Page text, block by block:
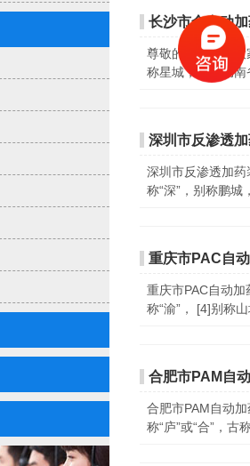
长沙市全自动
尊敬的长沙朋友
称星城，中国湖
深圳市反渗透
深圳市反渗透加
称“深”，别称鹏
重庆市PAC自
重庆市PAC自动
称“渝”， [4]别称
合肥市PAM自
合肥市PAM自动
称“庐”或“合”，